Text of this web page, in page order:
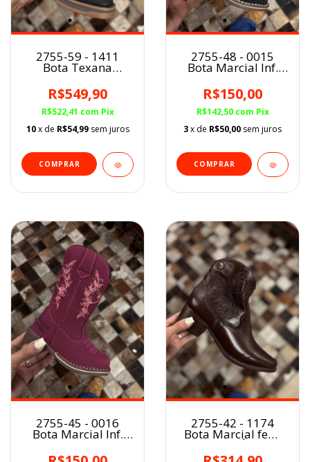
2755-59 - 1411
Bota Texana
Discovery
R$549,90
R$522,41 com Pix
10 x de R$54,99 sem juros
COMPRAR
2755-48 - 0015
Bota Marcial Inf.
R$150,00
R$142,50 com Pix
3x de R$50,00 sem juros
COMPRAR
2755-45 - 0016
Bota Marcial Inf.
2755-42 - 1174
Bota Marcial fem.
CAFÉ